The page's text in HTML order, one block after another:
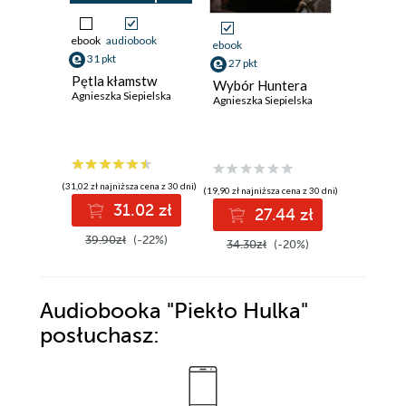
ebook audiobook
31 pkt
Pętla kłamstw
Agnieszka Siepielska
(31,02 zł najniższa cena z 30 dni)
31.02 zł
39.90zł (-22%)
ebook
27 pkt
Wybór Huntera
Agnieszka Siepielska
(19,90 zł najniższa cena z 30 dni)
27.44 zł
34.30zł (-20%)
Audiobooka "Piekło Hulka"
posłuchasz: